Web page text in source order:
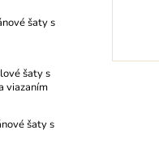
šaty s
šaty s
viazaním
šaty s